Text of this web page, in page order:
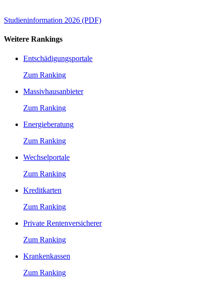
Studieninformation 2026 (PDF)
Weitere Rankings
Entschädigungsportale
Zum Ranking
Massivhausanbieter
Zum Ranking
Energieberatung
Zum Ranking
Wechselportale
Zum Ranking
Kreditkarten
Zum Ranking
Private Rentenversicherer
Zum Ranking
Krankenkassen
Zum Ranking